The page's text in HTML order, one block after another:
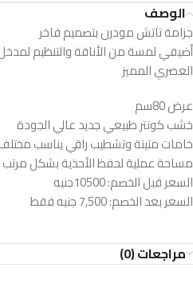
الوصف
جزامة تاتش مودرن بتصميم فاخر
أضيفي لمسة من الأناقة والتنظيم
العصري المميز
عرض 80سم
خشب كونتر طبيعي جديد عالي الجودة
خامات متينة وتشطيب راقي يناسب
مساحة عملية لحفظ الأحذية بشكل مرتب
السعر قبل الخصم: 10500جنيه
السعر بعد الخصم: 7,500 جنيه فقط
مراجعات (0)